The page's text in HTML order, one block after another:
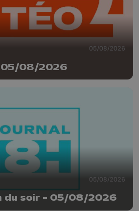
05/08/2026
05/08/2026
05/08/2026
du soir - 05/08/2026